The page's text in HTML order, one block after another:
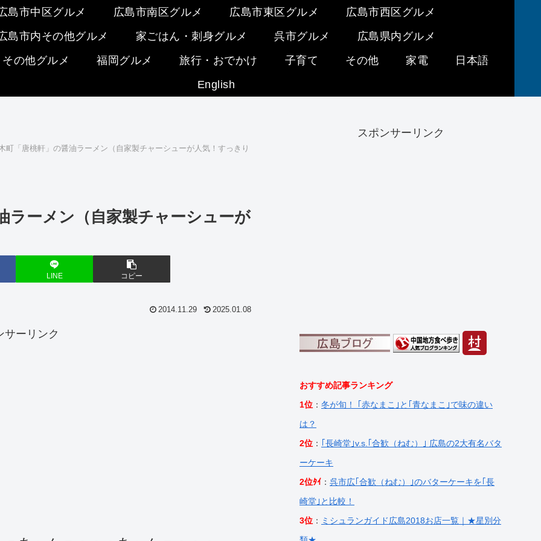
島市中区グルメ 広島市南区グルメ 広島市東区グルメ
広島市西区グルメ
島市内その他グルメ
家ごはん・刺身グルメ 呉市グルメ
広島県内グルメ
の他グルメ
福岡グルメ 旅行・おでかけ 子育て その他 家電
日本語
English
町「唐桃軒」の醤油ラーメン（自家製チャーシューが人気！すっきり
ラーメン（自家製チャーシューが
LINE コピー
2014.11.29 2025.01.08
サーリンク
スポンサーリンク
おすすめ記事ランキング
1位 ： 冬が旬！ ｢赤なまこ｣と｢青なまこ｣で味の違い
は？
2位 ：
｢長崎堂｣v.s.｢合歓（ねむ）｣ 広島の2大有名バタ
ーケーキ
2位ﾀｲ ： 呉市広｢合歓（ねむ）｣のバターケーキを｢長
崎堂｣と比較！
3位 ： ミシュランガイド広島2018お店一覧｜★星別分